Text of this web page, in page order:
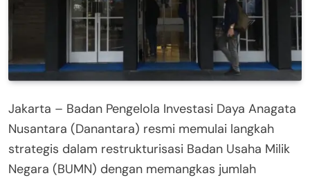
Jakarta – Badan Pengelola Investasi Daya Anagata
Nusantara (Danantara) resmi memulai langkah
strategis dalam restrukturisasi Badan Usaha Milik
Negara (BUMN) dengan memangkas jumlah